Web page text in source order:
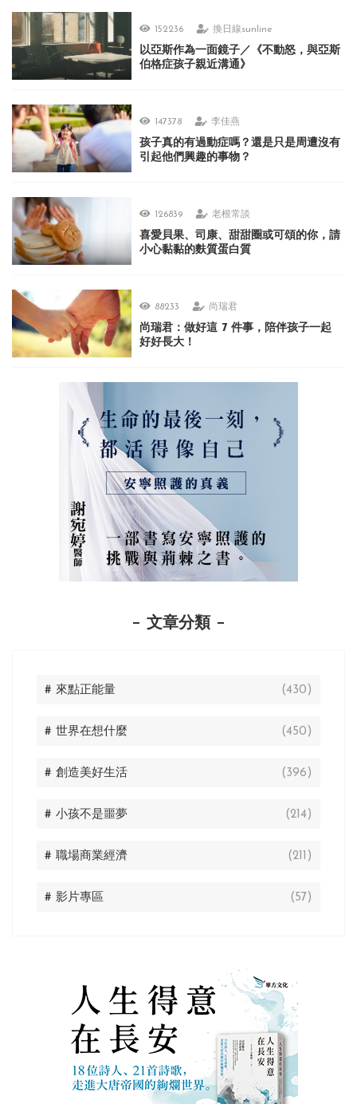
152236 換日線sunline
以亞斯作為一面鏡子／《不動怒，與亞斯
伯格症孩子親近溝通》
147378 李佳燕
孩子真的有過動症嗎？還是只是周遭沒有
引起他們興趣的事物？
126839 老根常談
喜愛貝果、司康、甜甜圈或可頌的你，請
小心黏黏的麩質蛋白質
88233 尚瑞君
尚瑞君：做好這 7 件事，陪伴孩子一起
好好長大！
文章分類
# 來點正能量 (430)
# 世界在想什麼 (450)
# 創造美好生活 (396)
# 小孩不是噩夢 (214)
# 職場商業經濟 (211)
# 影片專區 (57)